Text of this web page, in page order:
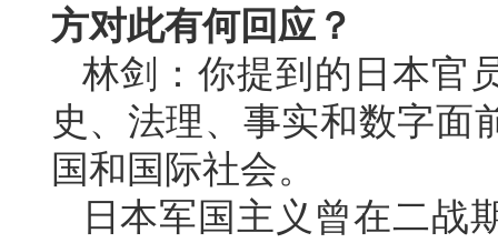
方对此有何回应？
林剑：你提到的日本官
史、法理、事实和数字面
国和国际社会。
日本军国主义曾在二战